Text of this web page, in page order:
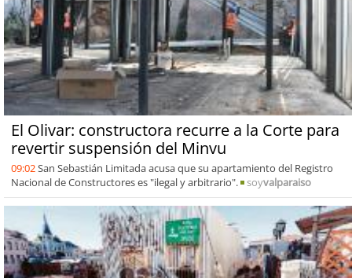
El Olivar: constructora recurre a la Corte para
revertir suspensión del Minvu
09:02San Sebastián Limitada acusa que su apartamiento del Registro
Nacional de Constructores es "ilegal y arbitrario".
soyvalparaiso